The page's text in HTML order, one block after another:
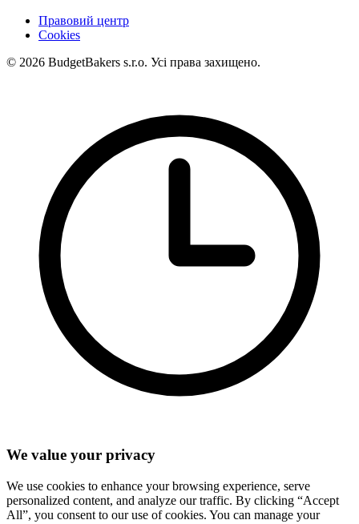
Правовий центр
Cookies
© 2026 BudgetBakers s.r.o. Усі права захищено.
We value your privacy
We use cookies to enhance your browsing experience, serve
personalized content, and analyze our traffic. By clicking “Accept
All”, you consent to our use of cookies. You can manage your